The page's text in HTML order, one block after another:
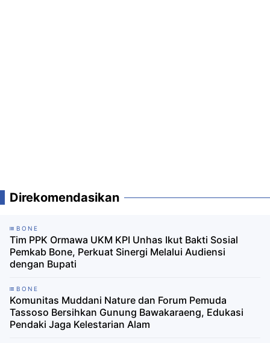
Direkomendasikan
BONE
Tim PPK Ormawa UKM KPI Unhas Ikut Bakti Sosial
Pemkab Bone, Perkuat Sinergi Melalui Audiensi
dengan Bupati
BONE
Komunitas Muddani Nature dan Forum Pemuda
Tassoso Bersihkan Gunung Bawakaraeng, Edukasi
Pendaki Jaga Kelestarian Alam